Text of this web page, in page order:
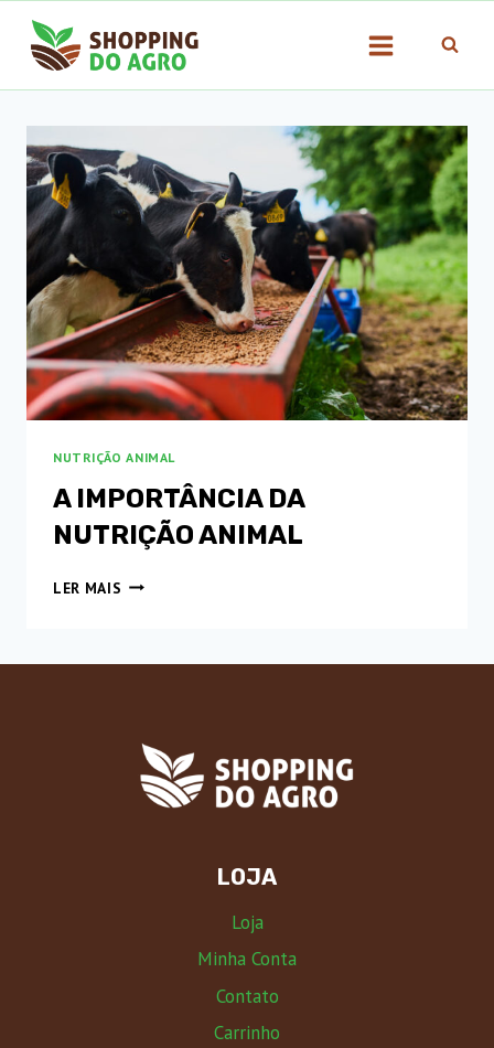
para
NUTRIÇÃO ANIMAL
A IMPORTÂNCIA DA
NUTRIÇÃO ANIMAL
LER MAIS A
LOJA
Loja
Minha Conta
Contato
Carrinho